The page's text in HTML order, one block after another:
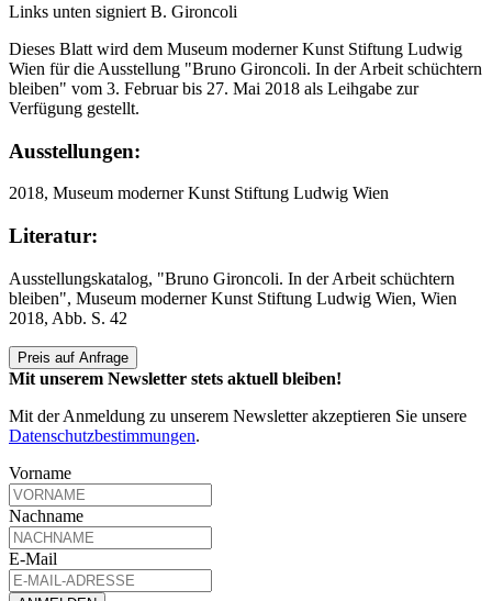
Links unten signiert B. Gironcoli
Dieses Blatt wird dem Museum moderner Kunst Stiftung Ludwig
Wien für die Ausstellung "Bruno Gironcoli. In der Arbeit schüchtern
bleiben" vom 3. Februar bis 27. Mai 2018 als Leihgabe zur
Verfügung gestellt.
Ausstellungen:
2018, Museum moderner Kunst Stiftung Ludwig Wien
Literatur:
Ausstellungskatalog, "Bruno Gironcoli. In der Arbeit schüchtern
bleiben", Museum moderner Kunst Stiftung Ludwig Wien, Wien
2018, Abb. S. 42
Preis auf Anfrage
Mit unserem Newsletter stets aktuell bleiben!
Mit der Anmeldung zu unserem Newsletter akzeptieren Sie unsere
Datenschutzbestimmungen.
Vorname
Nachname
E-Mail